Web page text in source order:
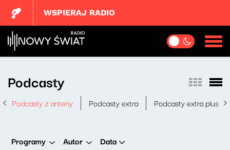
WSPIERAJ RADIO
Podcasty
Podcasty z anteny Podcasty extra Podcasty extra plus
Programy Autor Data